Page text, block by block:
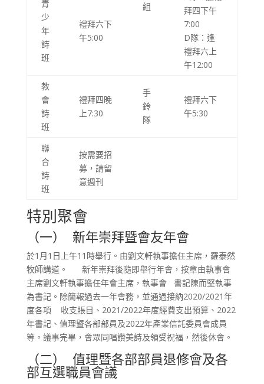
組
青
少
年
詩
班
禮拜六下
午5:00
拜四下午
7:00
D隊：逢
禮拜六上
午12:00
教
會
詩
班
禮拜四晚
上7:30
手
鈴
隊
禮拜六下
午5:30
聯
合
詩
班
按需要招
募，請留
意週刊
特別聚會
（一） 新年崇拜暨會友年會
於1月1日上午11時舉行。由劉文軒執事擔任主席，羅泰然
牧師講道。 新年崇拜後隨即舉行年會，按章由執事會
主席劉文軒執事擔任年會主席，執事會 書記陳而堅執事
為書記。除簡報過去一年會務，並通過接納2020/2021年
度各項 收支賬目、2021/2022年度經費支出預算、2022
年書記、值理暨各部部員及2022年產業信託委員會成員
等。議事完畢，會眾同唱讚美詩及領受祝福，然後休會。
（二） 值理暨各部部員退修會及各
部互選職員會議